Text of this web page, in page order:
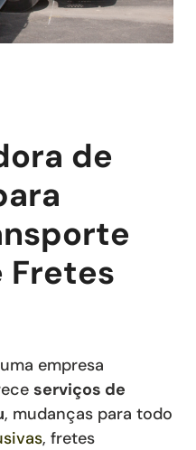
de
Fretes
empresa
serviços de
, mudanças para todo
, fretes